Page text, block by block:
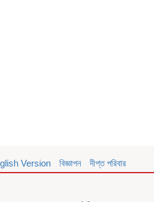
Version বিজ্ঞাপন দীপ্ত পরিবার